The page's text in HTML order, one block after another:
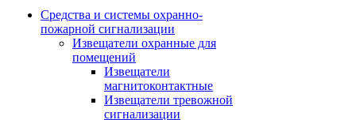
Средства и системы охранно-
пожарной сигнализации
Извещатели охранные для
помещений
Извещатели
магнитоконтактные
Извещатели тревожной
сигнализации